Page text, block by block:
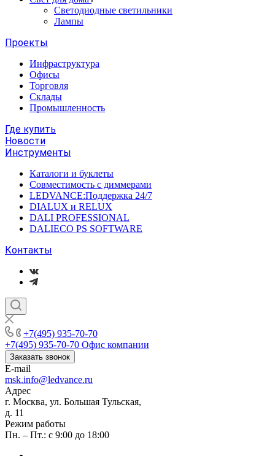
Светодиодные светильники
Лампы
Проекты
Инфраструктура
Офисы
Торговля
Склады
Промышленность
Где купить
Новости
Инструменты
Каталоги и буклеты
Совместимость с диммерами
LEDVANCE:Поддержка 24/7
DIALUX и RELUX
DALI PROFESSIONAL
DALIECO PS SOFTWARE
Контакты
+7(495) 935-70-70
+7(495) 935-70-70 Офис компании
Заказать звонок
E-mail
msk.info@ledvance.ru
Адрес
г. Москва, ул. Большая Тульская,
д. 11
Режим работы
Пн. – Пт.: с 9:00 до 18:00